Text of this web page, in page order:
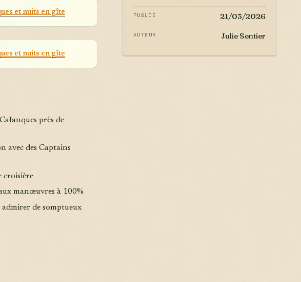
et nuits en gîte
et nuits en gîte
près de
avec des Captains
croisière
manœuvres à 100%
de somptueux
PUBLIÉ 21/03/2026
AUTEUR Julie Sentier